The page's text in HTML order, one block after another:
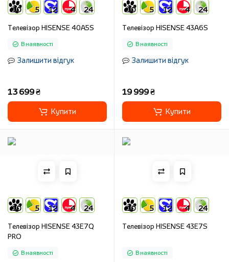
10 5 12 4 24
Телевізор HISENSE 40A5S
В наявності
Залишити відгук
13 699 ₴
Купити
10 5 12 4 24
Телевізор HISENSE 43A6S
В наявності
Залишити відгук
19 999 ₴
Купити
10 5 12 4 24
Телевізор HISENSE 43E7Q
PRO
В наявності
10 5 12 4 24
Телевізор HISENSE 43E7S
В наявності